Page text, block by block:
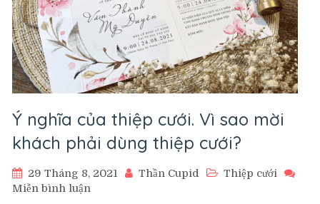
Ý nghĩa của thiệp cưới. Vì sao mời
khách phải dùng thiệp cưới?
29 Tháng 8, 2021 Thần Cupid
Thiệp cưới
Miễn bình luận